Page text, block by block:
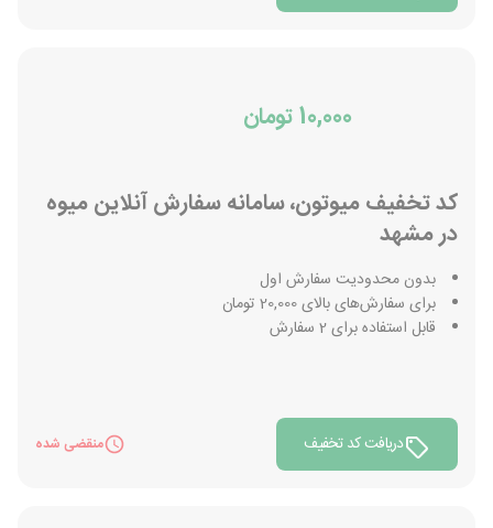
10,000 تومان
کد تخفیف میوتون، سامانه سفارش آنلاین میوه
در مشهد
بدون محدودیت سفارش اول
برای سفارش‌های بالای 20,000 تومان
قابل استفاده برای 2 سفارش
دریافت کد تخفیف منقضی شده